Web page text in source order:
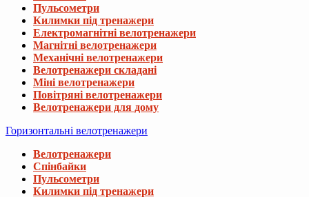
Пульсометри
Килимки під тренажери
Електромагнітні велотренажери
Магнітні велотренажери
Механічні велотренажери
Велотренажери складані
Міні велотренажери
Повітряні велотренажери
Велотренажери для дому
Горизонтальні велотренажери
Велотренажери
Спінбайки
Пульсометри
Килимки під тренажери